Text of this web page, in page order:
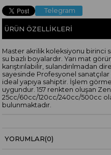
Telegram
ÜRÜN ÖZELLIKLERI
Master akrilik koleksiyonu birinci
su bazlı boyalardır. Yarı mat
karıştırılabilir, sulandırılmadan
sayesinde Profesyonel
ideal yapıya sahiptir. İşlem
uygundur. 157 renkten oluşan
25cc/60cc/120cc/240cc/500cc
bulunmaktadır.
YORUMLAR(0)